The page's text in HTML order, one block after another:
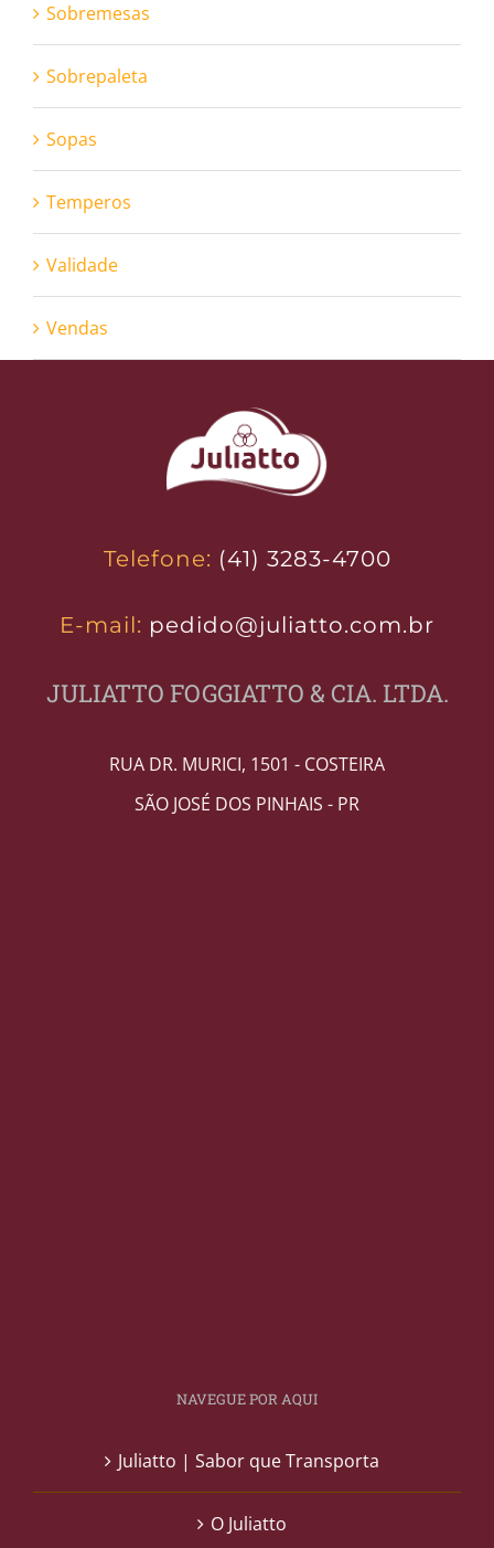
Sobremesas
Sobrepaleta
Sopas
Temperos
Validade
Vendas
Telefone: (41) 3283-4700
E-mail: pedido@juliatto.com.br
JULIATTO FOGGIATTO & CIA. LTDA.
RUA DR. MURICI, 1501 - COSTEIRA
SÃO JOSÉ DOS PINHAIS - PR
NAVEGUE POR AQUI
Juliatto | Sabor que Transporta
O Juliatto